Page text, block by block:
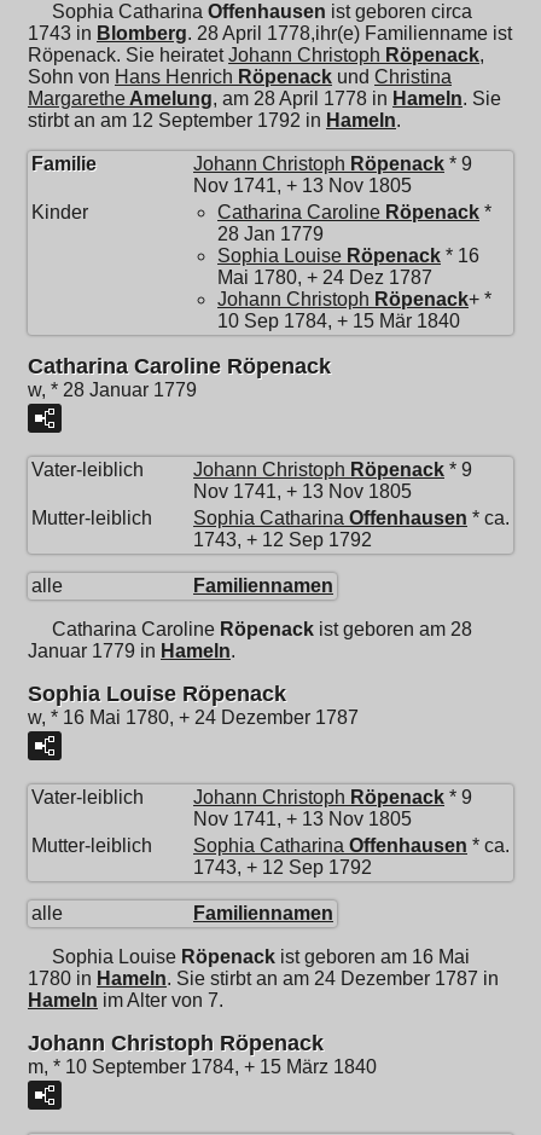
Sophia Catharina Offenhausen ist geboren circa
1743 in Blomberg. 28 April 1778,ihr(e) Familienname ist
Röpenack. Sie heiratetJohann Christoph Röpenack,
Sohn von Hans Henrich Röpenack und Christina
Margarethe Amelung, am 28 April 1778 in Hameln. Sie
stirbt an am 12 September 1792 in Hameln.
Familie Johann Christoph Röpenack * 9
Nov 1741, + 13 Nov 1805
Kinder
Catharina Caroline Röpenack *
28 Jan 1779
Sophia Louise Röpenack * 16
Mai 1780, + 24 Dez 1787
Johann Christoph Röpenack+ *
10 Sep 1784, + 15 Mär 1840
Catharina Caroline Röpenack
w, * 28 Januar 1779
Vater-leiblich Johann Christoph Röpenack * 9
Nov 1741, + 13 Nov 1805
Mutter-leiblich
Sophia Catharina Offenhausen * ca.
1743, + 12 Sep 1792
alle Familiennamen
Catharina Caroline Röpenack ist geboren am 28
Januar 1779 in Hameln.
Sophia Louise Röpenack
w, * 16 Mai 1780, + 24 Dezember 1787
Vater-leiblich Johann Christoph Röpenack * 9
Nov 1741, + 13 Nov 1805
Mutter-leiblich
Sophia Catharina Offenhausen * ca.
1743, + 12 Sep 1792
alle Familiennamen
Sophia Louise Röpenack ist geboren am 16 Mai
1780 in Hameln. Sie stirbt an am 24 Dezember 1787 in
Hameln im Alter von 7.
Johann Christoph Röpenack
m, * 10 September 1784, + 15 März 1840